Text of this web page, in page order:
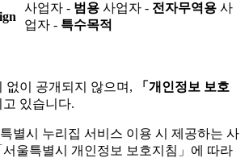
사업자 - 범용 사업자 - 전자무역용 사
업자 - 특수목적
없이 공개되지 않으며,
「개인정보 보호
있습니다.
별시 누리집 서비스 이용 시 제공하는 사
울특별시 개인정보 보호지침」에 따라